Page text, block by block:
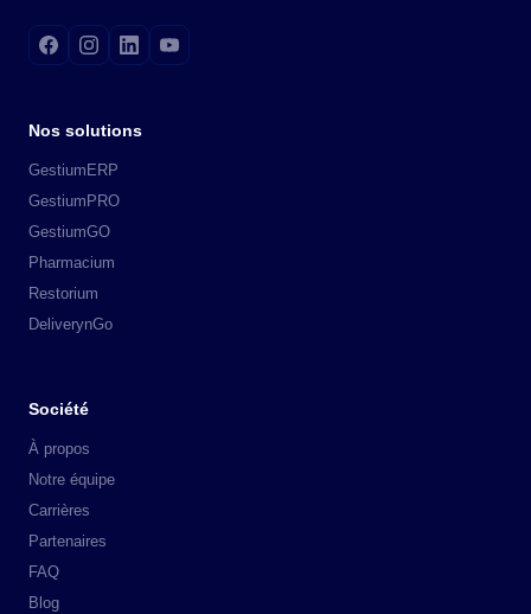
Nos solutions
GestiumERP
GestiumPRO
GestiumGO
Pharmacium
Restorium
DeliverynGo
Société
À propos
Notre équipe
Carrières
Partenaires
FAQ
Blog